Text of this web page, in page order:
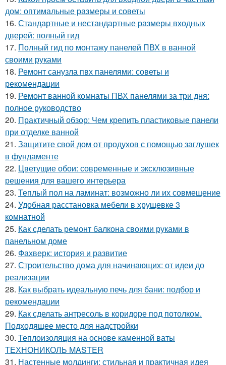
дом: оптимальные размеры и советы
16. Стандартные и нестандартные размеры входных
дверей: полный гид
17. Полный гид по монтажу панелей ПВХ в ванной
своими руками
18. Ремонт санузла пвх панелями: советы и
рекомендации
19. Ремонт ванной комнаты ПВХ панелями за три дня:
полное руководство
20. Практичный обзор: Чем крепить пластиковые панели
при отделке ванной
21. Защитите свой дом от продухов с помощью заглушек
в фундаменте
22. Цветущие обои: современные и эксклюзивные
решения для вашего интерьера
23. Теплый пол на ламинат: возможно ли их совмещение
24. Удобная расстановка мебели в хрущевке 3
комнатной
25. Как сделать ремонт балкона своими руками в
панельном доме
26. Фахверк: история и развитие
27. Строительство дома для начинающих: от идеи до
реализации
28. Как выбрать идеальную печь для бани: подбор и
рекомендации
29. Как сделать антресоль в коридоре под потолком.
Подходящее место для надстройки
30. Теплоизоляция на основе каменной ваты
ТЕХНОНИКОЛЬ MASTER
31. Настенные молдинги: стильная и практичная идея